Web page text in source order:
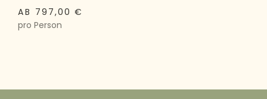
AB 797,00 €
pro Person